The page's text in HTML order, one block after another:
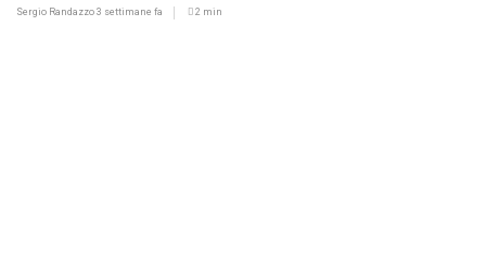
Sergio Randazzo 3 settimane fa 2 min